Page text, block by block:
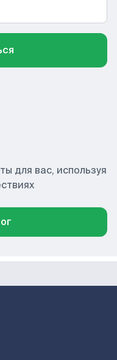
для вас, используя